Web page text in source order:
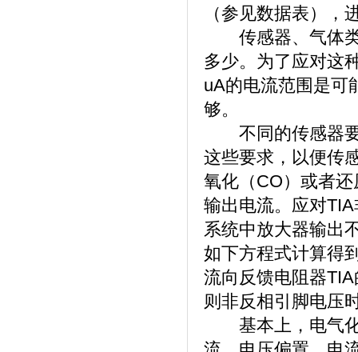
（参见数据表），
传感器、气体类
多少。为了应对这
uA的电流范围是可
够。
不同的传感器要
这些要求，以便传
氧化（CO）或者
输出电流。应对
系统中放大器输出
如下方程式计算得
流向反馈电阻器
则非反相引脚电压
基本上，电气化